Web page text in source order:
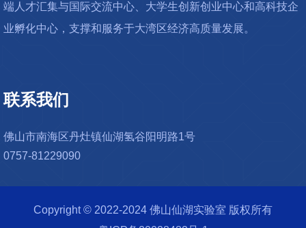
端人才汇集与国际交流中心、大学生创新创业中心和高科技企
业孵化中心，支撑和服务于大湾区经济高质量发展。
联系我们
佛山市南海区丹灶镇仙湖氢谷阳明路1号
0757-81229090
Copyright © 2022-2024 佛山仙湖实验室 版权所有